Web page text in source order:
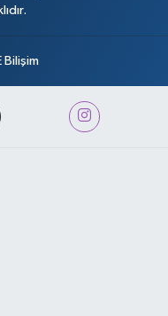
Bilişim